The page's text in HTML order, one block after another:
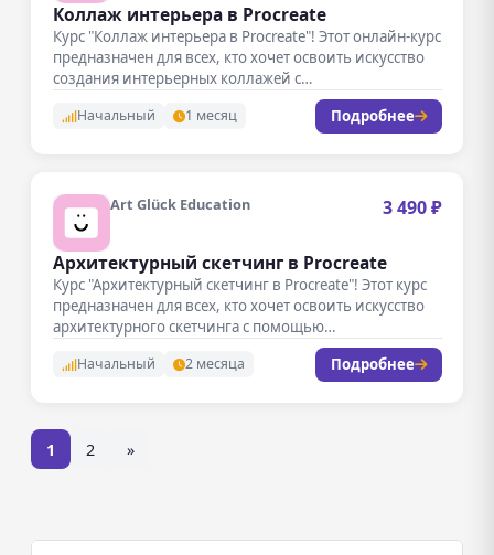
Коллаж интерьера в Procreate
Курс "Коллаж интерьера в Procreate"! Этот онлайн-курс
предназначен для всех, кто хочет освоить искусство
создания интерьерных коллажей с…
Начальный 1 месяц Подробнее
Art Glück Education 3 490 ₽
Архитектурный скетчинг в Procreate
Курс "Архитектурный скетчинг в Procreate"! Этот курс
предназначен для всех, кто хочет освоить искусство
архитектурного скетчинга с помощью…
Начальный 2 месяца Подробнее
1 2 »